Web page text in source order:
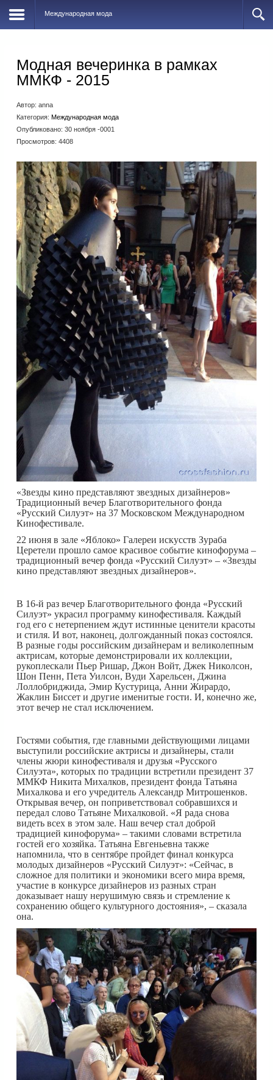
Международная мода
Модная вечеринка в рамках
ММКФ - 2015
Автор: anna
Категория: Международная мода
Опубликовано: 30 ноября -0001
Просмотров: 4408
«Звезды кино представляют звездных дизайнеров»
Традиционный вечер Благотворительного фонда
«Русский Силуэт» на 37 Московском Международном
Кинофестивале.
22 июня в зале «Яблоко» Галереи искусств Зураба
Церетели прошло самое красивое событие кинофорума –
традиционный вечер фонда «Русский Силуэт» – «Звезды
кино представляют звездных дизайнеров».
В 16-й раз вечер Благотворительного фонда «Русский
Силуэт» украсил программу кинофестиваля. Каждый
год его с нетерпением ждут истинные ценители красоты
и стиля. И вот, наконец, долгожданный показ состоялся.
В разные годы российским дизайнерам и великолепным
актрисам, которые демонстрировали их коллекции,
рукоплескали Пьер Ришар, Джон Войт, Джек Николсон,
Шон Пенн, Пета Уилсон, Вуди Харельсен, Джина
Лоллобриджида, Эмир Кустурица, Анни Жирардо,
Жаклин Биссет и другие именитые гости. И, конечно же,
этот вечер не стал исключением.
Гостями события, где главными действующими лицами
выступили российские актрисы и дизайнеры, стали
члены жюри кинофестиваля и друзья «Русского
Силуэта», которых по традиции встретили президент 37
ММКФ Никита Михалков, президент фонда Татьяна
Михалкова и его учредитель Александр Митрошенков.
Открывая вечер, он поприветствовал собравшихся и
передал слово Татьяне Михалковой. «Я рада снова
видеть всех в этом зале. Наш вечер стал доброй
традицией кинофорума» – такими словами встретила
гостей его хозяйка. Татьяна Евгеньевна также
напомнила, что в сентябре пройдет финал конкурса
молодых дизайнеров «Русский Силуэт»: «Сейчас, в
сложное для политики и экономики всего мира время,
участие в конкурсе дизайнеров из разных стран
доказывает нашу нерушимую связь и стремление к
сохранению общего культурного достояния», – сказала
она.